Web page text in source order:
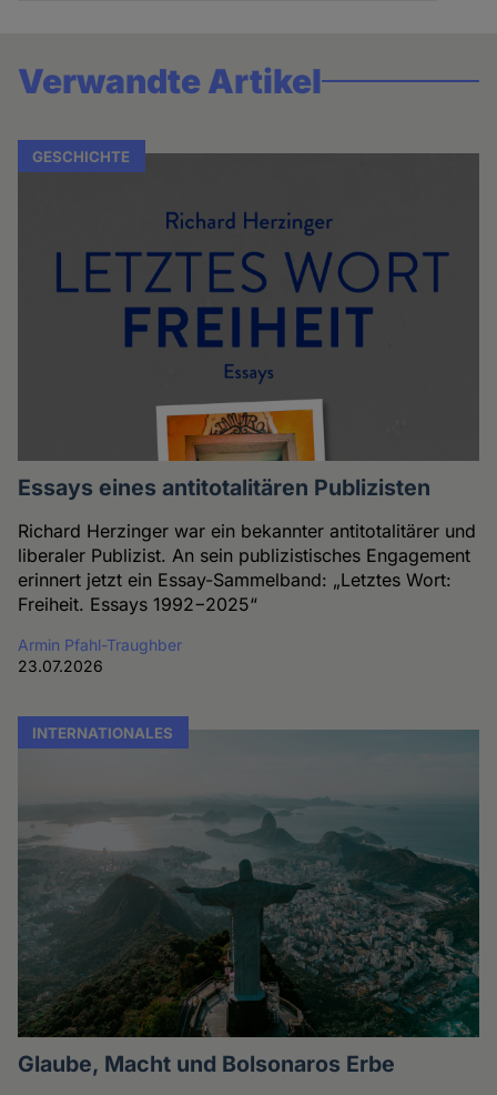
Verwandte Artikel
GESCHICHTE
Essays eines antitotalitären Publizisten
Richard Herzinger war ein bekannter antitotalitärer und
liberaler Publizist. An sein publizistisches Engagement
erinnert jetzt ein Essay-Sammelband: „Letztes Wort:
Freiheit. Essays 1992−2025“
Armin Pfahl-Traughber
23.07.2026
INTERNATIONALES
Glaube, Macht und Bolsonaros Erbe